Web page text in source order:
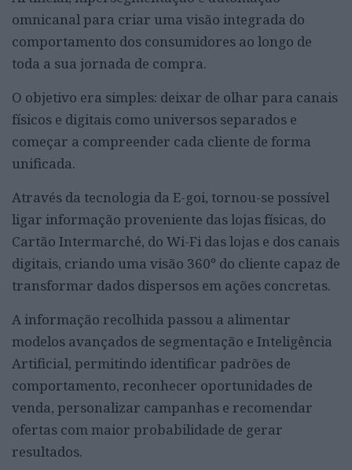
omnicanal para criar uma visão integrada do
comportamento dos consumidores ao longo de
toda a sua jornada de compra.
O objetivo era simples: deixar de olhar para canais
físicos e digitais como universos separados e
começar a compreender cada cliente de forma
unificada.
Através da tecnologia da E-goi, tornou-se possível
ligar informação proveniente das lojas físicas, do
Cartão Intermarché, do Wi-Fi das lojas e dos canais
digitais, criando uma visão 360º do cliente capaz de
transformar dados dispersos em ações concretas.
A informação recolhida passou a alimentar
modelos avançados de segmentação e Inteligência
Artificial, permitindo identificar padrões de
comportamento, reconhecer oportunidades de
venda, personalizar campanhas e recomendar
ofertas com maior probabilidade de gerar
resultados.